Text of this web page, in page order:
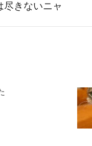
きないニャ